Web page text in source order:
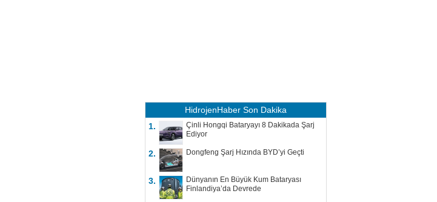
HidrojenHaber Son Dakika
1.
Çinli Hongqi Bataryayı 8 Dakikada Şarj
Ediyor
2. Dongfeng Şarj Hızında BYD’yi Geçti
3.
Dünyanın En Büyük Kum Bataryası
Finlandiya’da Devrede